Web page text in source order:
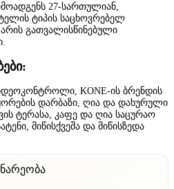
27-სართულიან,
ტიპის საცხოვრებელ
გათვალისწინებული
KONE-ის ბრენდის
დარბაზი, ღია და დახურული
ტერასა, კაფე და ღია საცურაო
მიწისქვეშა და მიწისზედა